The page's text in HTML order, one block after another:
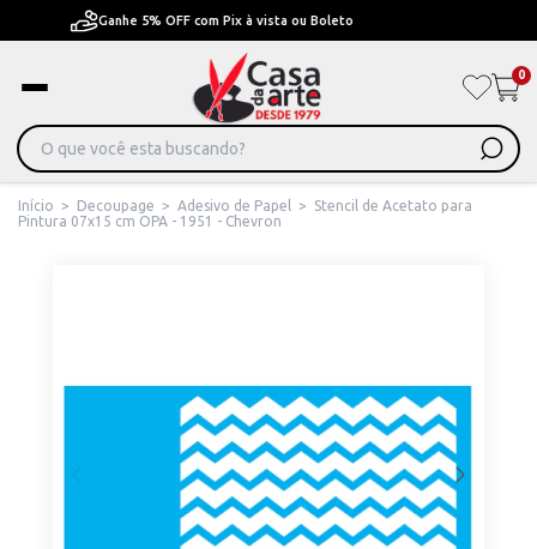
Pague em Até 6x sem juros ou ate 12x com juros
0
Início > Decoupage > Adesivo de Papel >
Stencil de Acetato para
Pintura 07x15 cm OPA - 1951 - Chevron